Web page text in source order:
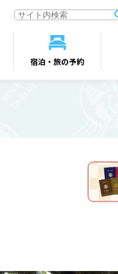
宿泊・旅の予約